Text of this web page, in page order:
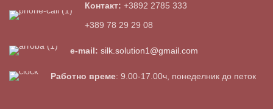
Контакт: +3892 2785 333
+389 78 29 29 08
e-mail: silk.solution1@gmail.com
Работно време: 9.00-17.00ч, понеделник до петок